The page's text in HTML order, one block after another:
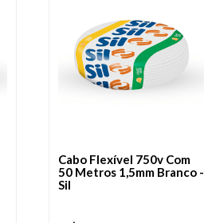
Cabo Flexível 750v Com
50 Metros 1,5mm Branco -
Sil